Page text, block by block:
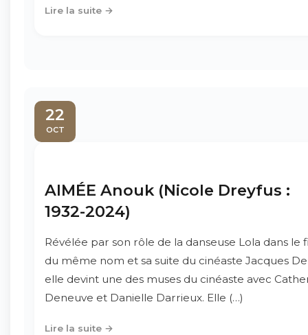
Lire la suite →
22
OCT
AIMÉE Anouk (Nicole Dreyfus :
1932-2024)
Révélée par son rôle de la danseuse Lola dans le
du même nom et sa suite du cinéaste Jacques
elle devint une des muses du cinéaste avec
Deneuve et Danielle Darrieux. Elle (…)
Lire la suite →